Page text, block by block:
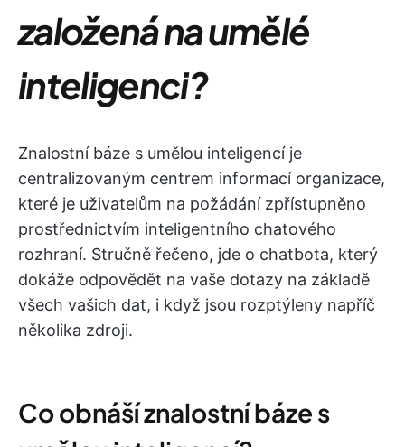
založená na umělé
inteligenci?
Znalostní báze s umělou inteligencí je
centralizovaným centrem informací organizace,
které je uživatelům na požádání zpřístupněno
prostřednictvím inteligentního chatového
rozhraní. Stručně řečeno, jde o chatbota, který
dokáže odpovědět na vaše dotazy na základě
všech vašich dat, i když jsou rozptýleny napříč
několika zdroji.
Co obnáší znalostní báze s